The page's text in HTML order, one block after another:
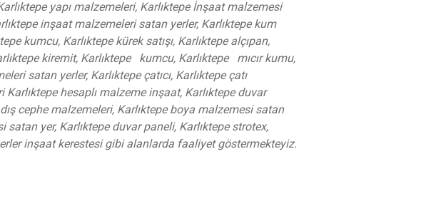
yapı malzemeleri, Karlıktepe İnşaat malzemesi
inşaat malzemeleri satan yerler, Karlıktepe kum
kumcu, Karlıktepe kürek satışı, Karlıktepe alçıpan,
kiremit, Karlıktepe kumcu, Karlıktepe mıcır kumu,
satan yerler, Karlıktepe çatıcı, Karlıktepe çatı
hesaplı malzeme inşaat, Karlıktepe duvar
cephe malzemeleri, Karlıktepe boya malzemesi satan
satan yer, Karlıktepe duvar paneli, Karlıktepe strotex,
inşaat kerestesi gibi alanlarda faaliyet göstermekteyiz.